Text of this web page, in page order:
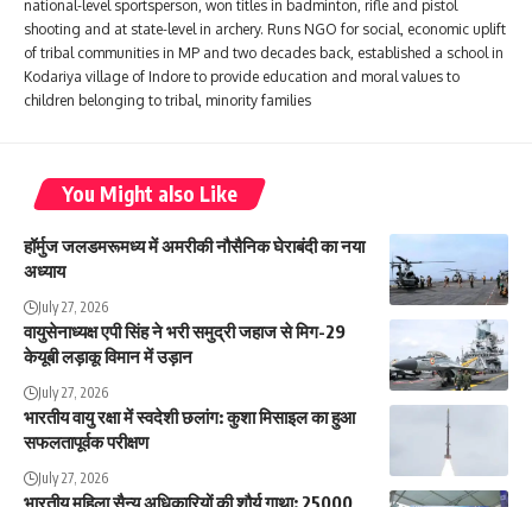
national-level sportsperson, won titles in badminton, rifle and pistol
shooting and at state-level in archery. Runs NGO for social, economic uplift
of tribal communities in MP and two decades back, established a school in
Kodariya village of Indore to provide education and moral values to
children belonging to tribal, minority families
You Might also Like
हॉर्मुज जलडमरूमध्य में अमरीकी नौसैनिक घेराबंदी का नया
अध्याय
July 27, 2026
वायुसेनाध्यक्ष एपी सिंह ने भरी समुद्री जहाज से मिग-29
केयूबी लड़ाकू विमान में उड़ान
July 27, 2026
भारतीय वायु रक्षा में स्वदेशी छलांग: कुशा मिसाइल का हुआ
सफलतापूर्वक परीक्षण
July 27, 2026
भारतीय महिला सैन्य अधिकारियों की शौर्य गाथा: 25000